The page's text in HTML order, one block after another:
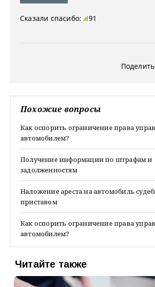
Сказали спасибо: 91
Похожие вопросы
Как оспорить ограничение права
автомобилем?
Получение информации по штрафам и
задолженностям
Наложение ареста на автомобиль
приставом
Как оспорить ограничение права
автомобилем?
Читайте также